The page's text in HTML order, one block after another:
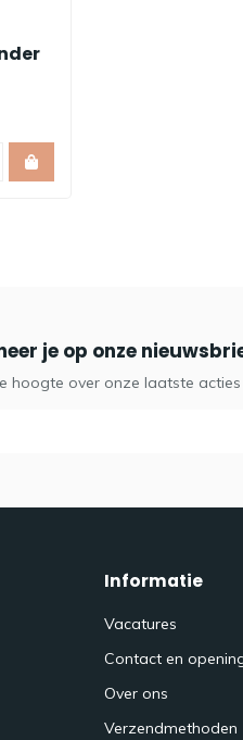
je op onze
hoogte over onze laatste acties
Informatie
Vacatures
Contact en
Over ons
Verzendmethoden